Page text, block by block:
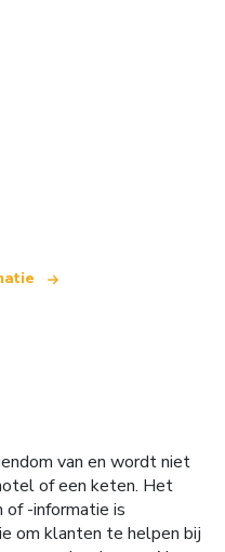
van en wordt niet
of een keten. Het
of -informatie is
om klanten te helpen bij